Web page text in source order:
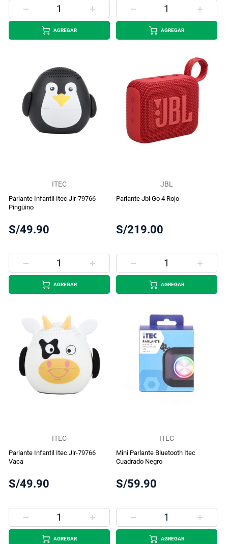
AGREGAR AGREGAR
ITEC
Parlante Infantil Itec Jlr-79766
Pingüino
S/49.90
AGREGAR
JBL
Parlante Jbl Go 4 Rojo
S/219.00
AGREGAR
ITEC
Parlante Infantil Itec Jlr-79766
Vaca
S/49.90
AGREGAR
ITEC
Mini Parlante Bluetooth Itec
Cuadrado Negro
S/59.90
AGREGAR